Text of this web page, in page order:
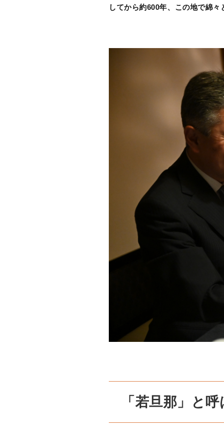
してから約600年、この地で綿
「若旦那」と